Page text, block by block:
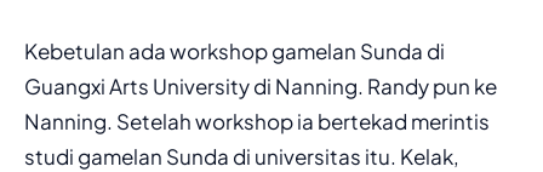
Kebetulan ada workshop gamelan Sunda di
Guangxi Arts University di Nanning. Randy pun ke
Nanning. Setelah workshop ia bertekad merintis
studi gamelan Sunda di universitas itu. Kelak,